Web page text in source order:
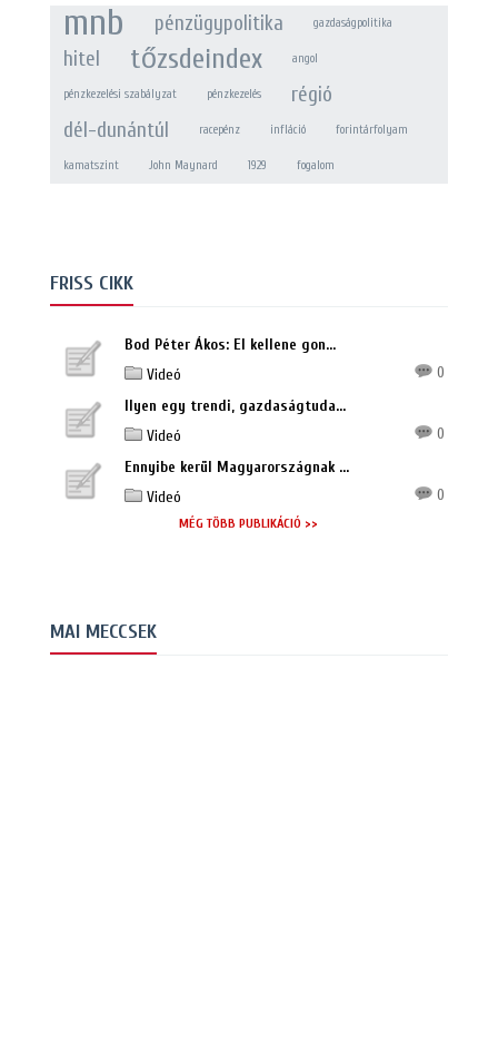
mnb pénzügypolitika gazdaságpolitika
hitel tőzsdeindex angol
pénzkezelési szabályzat pénzkezelés
régió
dél-dunántúl
racepénz infláció forintárfolyam
kamatszint John Maynard 1929 fogalom
FRISS CIKK
Bod Péter Ákos: El kellene gon...
Videó
0
Ilyen egy trendi, gazdaságtuda...
Videó
0
Ennyibe kerül Magyarországnak ...
Videó
0
MÉG TÖBB PUBLIKÁCIÓ >>
MAI MECCSEK